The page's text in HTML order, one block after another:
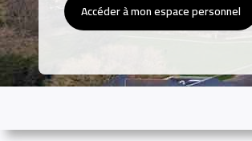
Accéder à mon espace personnel